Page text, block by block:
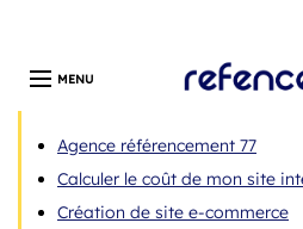
Pages
Agence référencement 77
Calculer le coût de mon site
Création de site e-commerce